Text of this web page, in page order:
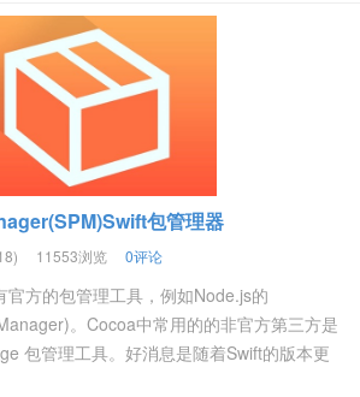
包管理器
11553浏览 0评论
官方的包管理工具，例如Node.js的
。Cocoa中常用的的非官方第三方是
包管理工具。好消息是随着Swift的版本更